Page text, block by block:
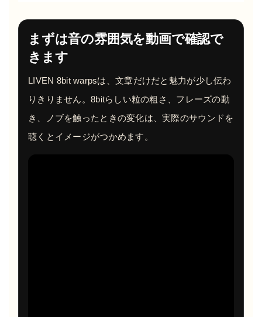
まずは音の雰囲気を動画で確認で
きます
LIVEN 8bit warpsは、文章だけだと魅力が少し伝わ
りきりません。8bitらしい粒の粗さ、フレーズの動
き、ノブを触ったときの変化は、実際のサウンドを
聴くとイメージがつかめます。